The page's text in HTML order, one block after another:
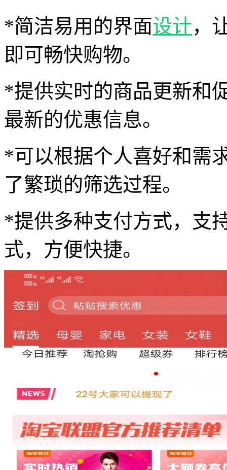
*简洁易用的界面设计，
即可畅快购物。
*提供实时的商品更新和
最新的优惠信息。
*可以根据个人喜好和需
了繁琐的筛选过程。
*提供多种支付方式，支
式，方便快捷。